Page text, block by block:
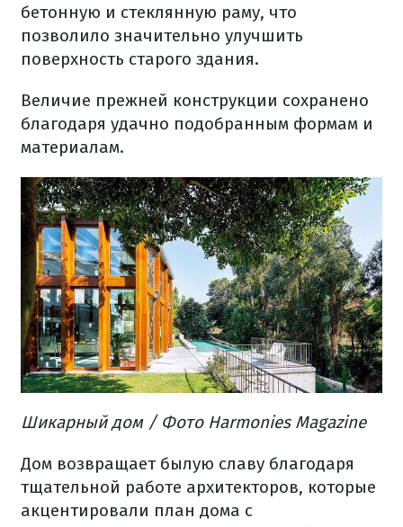
бетонную и стеклянную раму, что
позволило значительно улучшить
поверхность старого здания.
Величие прежней конструкции сохранено
благодаря удачно подобранным формам и
материалам.
Шикарный дом/ Фото Harmonies Magazine
Дом возвращает былую славу благодаря
тщательной работе архитекторов, которые
акцентировали план дома с